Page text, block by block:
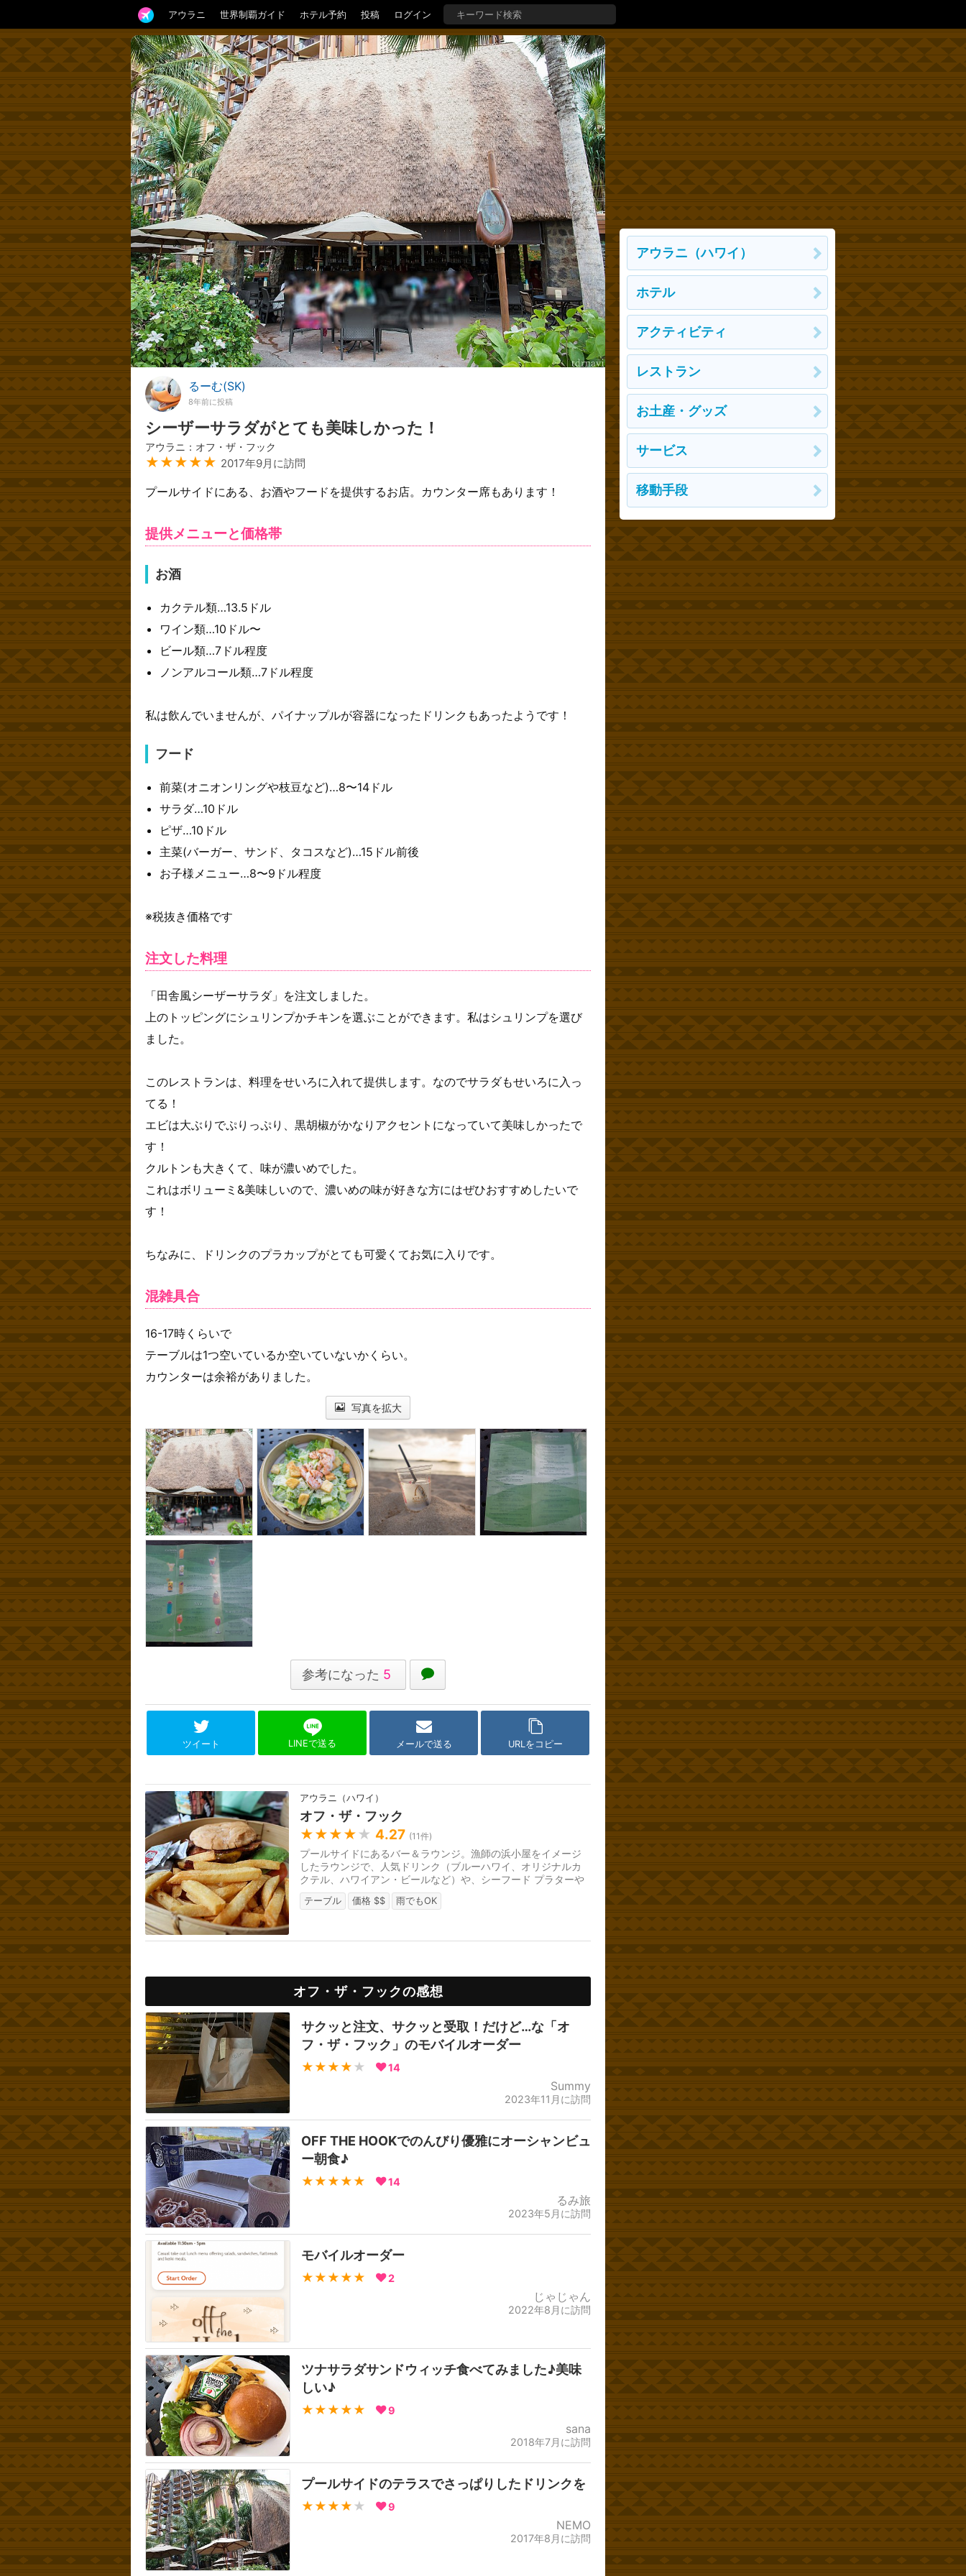
アウラニ 世界制覇ガイド ホテル予約 投稿 ログイン
るーむ(SK)
8年前に投稿
シーザーサラダがとても美味しかった！
アウラニ：オフ・ザ・フック
★★★★★ 2017年9月に訪問
プールサイドにある、お酒やフードを提供するお店。カウンター席もあります！
提供メニューと価格帯
お酒
カクテル類…13.5ドル
ワイン類…10ドル〜
ビール類…7ドル程度
ノンアルコール類…7ドル程度
私は飲んでいませんが、パイナップルが容器になったドリンクもあったようです！
フード
前菜(オニオンリングや枝豆など)…8〜14ドル
サラダ…10ドル
ピザ…10ドル
主菜(バーガー、サンド、タコスなど)…15ドル前後
お子様メニュー…8〜9ドル程度
※税抜き価格です
注文した料理
「田舎風シーザーサラダ」を注文しました。
上のトッピングにシュリンプかチキンを選ぶことができます。私はシュリンプを選び
ました。
このレストランは、料理をせいろに入れて提供します。なのでサラダもせいろに入っ
てる！
エビは大ぶりでぷりっぷり、黒胡椒がかなりアクセントになっていて美味しかったで
す！
クルトンも大きくて、味が濃いめでした。
これはボリューミ&美味しいので、濃いめの味が好きな方にはぜひおすすめしたいで
す！
ちなみに、ドリンクのプラカップがとても可愛くてお気に入りです。
混雑具合
16-17時くらいで
テーブルは1つ空いているか空いていないかくらい。
カウンターは余裕がありました。
写真を拡大
参考になった 5
ツイート LINEで送る メールで送る URLをコピー
アウラニ（ハワイ）
オフ・ザ・フック
★★★★ ★ 4.27 (11件)
プールサイドにあるバー＆ラウンジ。漁師の浜小屋をイメージ
したラウンジで、人気ドリンク（ブルーハワイ、オリジナルカ
クテル、ハワイアン・ビールなど）や、シーフード プラターや
神戸牛のミニバーガー、お刺身...
テーブル 価格 $$ 雨でもOK
オフ・ザ・フックの感想
サクッと注文、サクッと受取！だけど…な「オ
フ・ザ・フック」のモバイルオーダー
★★★★ ★ 14
Summy
2023年11月に訪問
OFF THE HOOKでのんびり優雅にオーシャンビュ
ー朝食♪
★★★★★ 14
るみ旅
2023年5月に訪問
モバイルオーダー
★★★★★ 2
じゃじゃん
2022年8月に訪問
ツナサラダサンドウィッチ食べてみました♪美味
しい♪
★★★★★ 9
sana
2018年7月に訪問
プールサイドのテラスでさっぱりしたドリンクを
★★★★ ★ 9
NEMO
2017年8月に訪問
アウラニ（ハワイ）
ホテル
アクティビティ
レストラン
お土産・グッズ
サービス
移動手段